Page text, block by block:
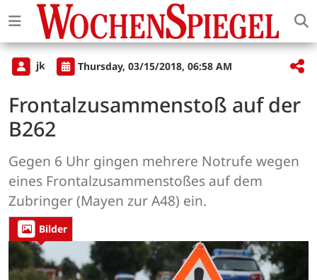
jk Thursday, 03/15/2018, 06:58 AM
Frontalzusammenstoß auf der
B262
Gegen 6 Uhr gingen mehrere Notrufe wegen
eines Frontalzusammenstoßes auf dem
Zubringer (Mayen zur A48) ein.
Bilder